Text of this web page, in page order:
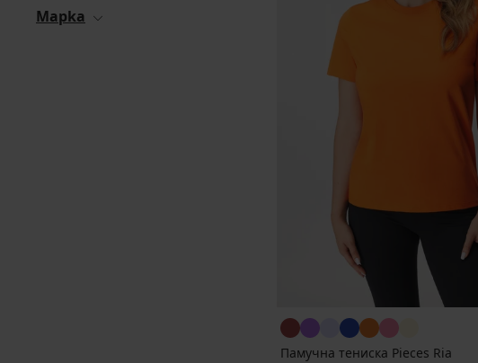
Mapka
Памучна тениска Pieces Ria